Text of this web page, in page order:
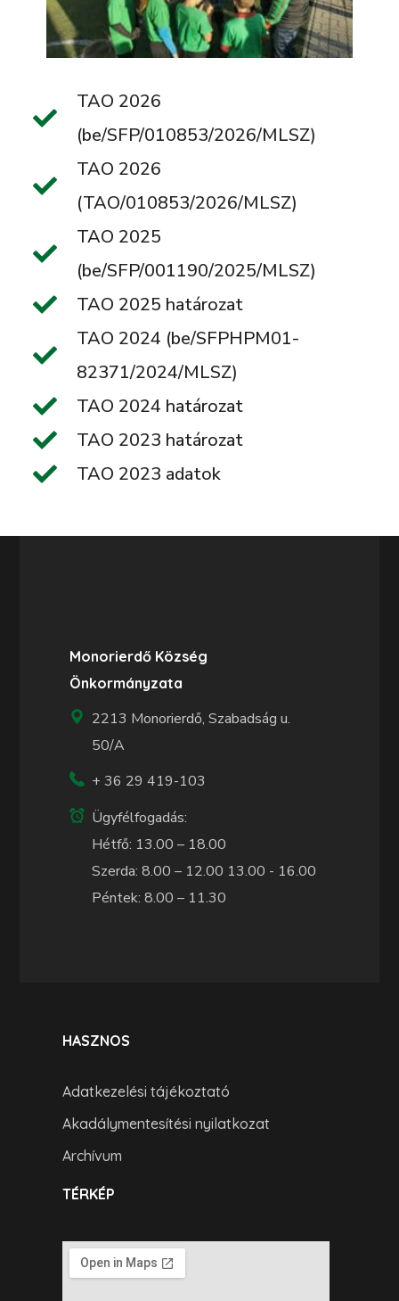
TAO 2026
(be/SFP/010853/2026/MLSZ)
TAO 2026
(TAO/010853/2026/MLSZ)
TAO 2025
(be/SFP/001190/2025/MLSZ)
TAO 2025 határozat
TAO 2024 (be/SFPHPM01-
82371/2024/MLSZ)
TAO 2024 határozat
TAO 2023 határozat
TAO 2023 adatok
Monorierdő Község
Önkormányzata
2213 Monorierdő, Szabadság u.
50/A
+ 36 29 419-103
Ügyfélfogadás:
Hétfő: 13.00 – 18.00
Szerda: 8.00 – 12.00 13.00 - 16.00
Péntek: 8.00 – 11.30
HASZNOS
Adatkezelési tájékoztató
Akadálymentesítési nyilatkozat
Archívum
TÉRKÉP